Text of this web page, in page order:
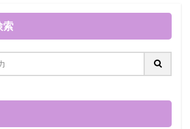
索